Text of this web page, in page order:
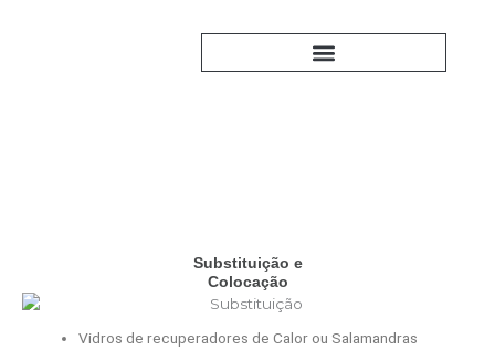
Substituição e
Colocação
Vidros de recuperadores de Calor ou Salamandras